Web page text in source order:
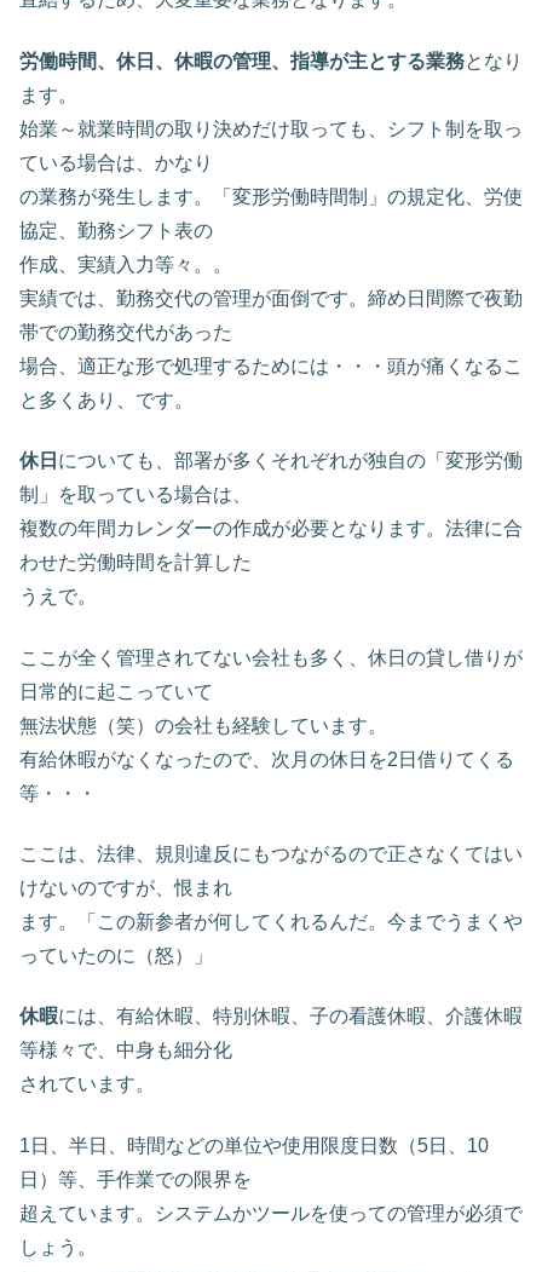
労働時間、休日、休暇の管理、指導が主とする業務となり
ます。
始業～就業時間の取り決めだけ取っても、シフト制を取っ
ている場合は、かなり
の業務が発生します。「変形労働時間制」の規定化、労使
協定、勤務シフト表の
作成、実績入力等々。。
実績では、勤務交代の管理が面倒です。締め日間際で夜勤
帯での勤務交代があった
場合、適正な形で処理するためには・・・頭が痛くなるこ
と多くあり、です。
休日 についても、部署が多くそれぞれが独自の「変形労働
制」を取っている場合は、
複数の年間カレンダーの作成が必要となります。法律に合
わせた労働時間を計算した
うえで。
ここが全く管理されてない会社も多く、休日の貸し借りが
日常的に起こっていて
無法状態（笑）の会社も経験しています。
有給休暇がなくなったので、次月の休日を2日借りてくる
等・・・
ここは、法律、規則違反にもつながるので正さなくてはい
けないのですが、恨まれ
ます。「この新参者が何してくれるんだ。今までうまくや
っていたのに（怒）」
休暇には、有給休暇、特別休暇、子の看護休暇、介護休暇
等様々で、中身も細分化
されています。
1日、半日、時間などの単位や使用限度日数（5日、10
日）等、手作業での限界を
超えています。システムかツールを使っての管理が必須で
しょう。